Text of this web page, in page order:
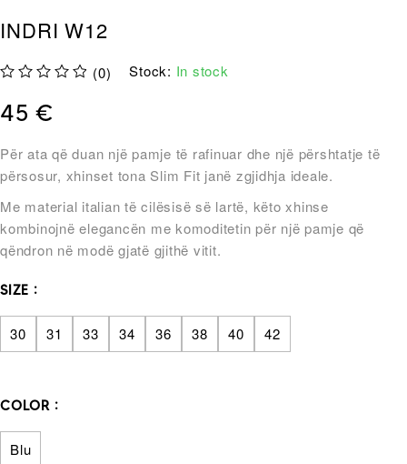
INDRI W12
(0) Stock: In stock
Për ata që duan një pamje të rafinuar dhe një përshtatje të
përsosur, xhinset tona Slim Fit janë zgjidhja ideale.
Me material italian të cilësisë së lartë, këto xhinse
kombinojnë elegancën me komoditetin për një pamje që
qëndron në modë gjatë gjithë vitit.
45 €
SIZE
30 31 33 34 36 38 40 42
COLOR
Blu